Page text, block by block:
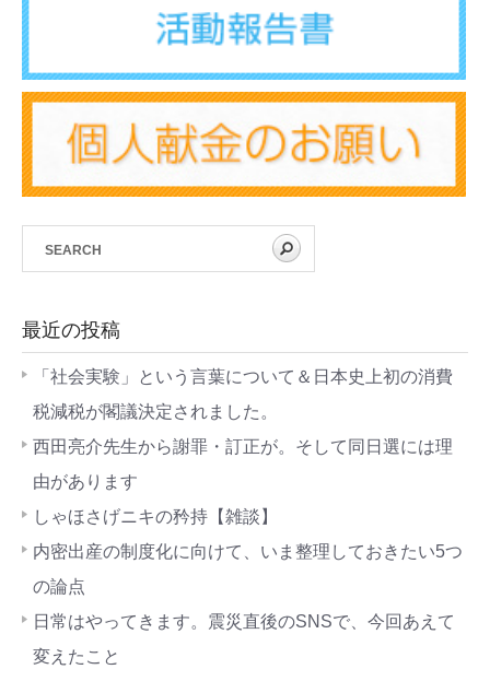
最近の投稿
「社会実験」という言葉について＆日本史上初の消費
税減税が閣議決定されました。
西田亮介先生から謝罪・訂正が。そして同日選には理
由があります
しゃほさげニキの矜持【雑談】
内密出産の制度化に向けて、いま整理しておきたい5つ
の論点
日常はやってきます。震災直後のSNSで、今回あえて
変えたこと